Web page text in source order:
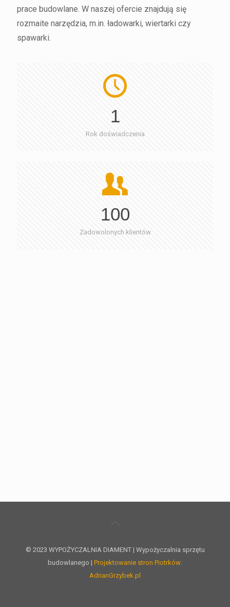
prace budowlane. W naszej ofercie znajdują się
rozmaite narzędzia, m.in. ładowarki, wiertarki czy
spawarki.
1
Rok doświadczenia
100
Zadowolonych klientów
© 2023 WYPOŻYCZALNIA DIAMENT | Wypożyczalnia sprzętu
budowlanego | Projektowanie stron Piotrków:
AdrianGrzybek.pl